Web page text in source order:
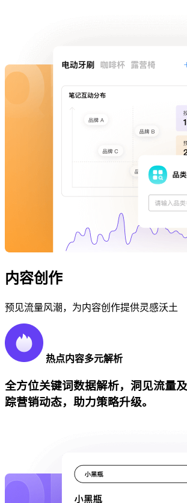
内容创作
预见流量风潮，为内容创作提供灵感沃土
热点内容多元解析
全方位关键词数据解析，洞见流量
踪营销动态，助力策略升级。